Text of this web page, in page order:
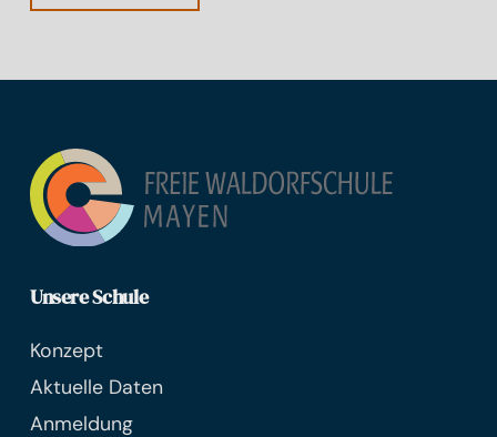
Unsere Schule
Konzept
Aktuelle Daten
Anmeldung